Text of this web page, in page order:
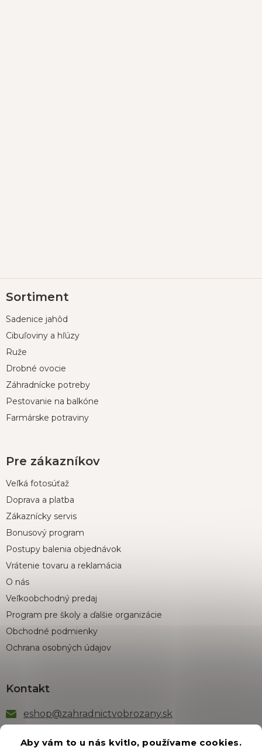
Aby vám to u nás kvitlo, používame cookies.
á
ä
Sortiment
Sadenice jahôd
Cibuľoviny a hľúzy
Ruže
Drobné ovocie
Záhradnícke potreby
Pestovanie na balkóne
Farmárske potraviny
Pre zákazníkov
Veľká fotosúťaž
Doprava a platba
Zákaznícky servis
Bonusový program
Postupy balenia objednávok
Vrátenie tovaru a reklamácia
O nás
Veľkoobchodný predaj
Program pre školy a ďalšie organizácie
Obchodné podmienky
Ochrana osobných údajov
Kontakt
eshop@zahradnictvobrozany.sk